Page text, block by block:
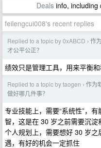
Dealsinfo, including
feilengcui008's recent replies
Replied to a topic by 0xABCD › 作
才公平公正？
绩效只是管理工具，用来平衡
Replied to a topic by taogen › 作为
做好哪几件事？
专业技能上，需要“系统性”，
智，这是在 30 岁之前需要沉淀
个人规划上，需要想好 30 岁
遇，有好的机会一定抓住